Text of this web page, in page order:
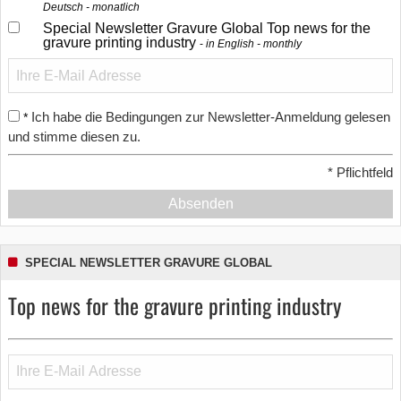
Deutsch - monatlich
Special Newsletter Gravure Global Top news for the
gravure printing industry
in English - monthly
* Ich habe die Bedingungen zur Newsletter-Anmeldung gelesen
und stimme diesen zu.
* Pflichtfeld
Absenden
SPECIAL NEWSLETTER GRAVURE GLOBAL
Top news for the gravure printing industry